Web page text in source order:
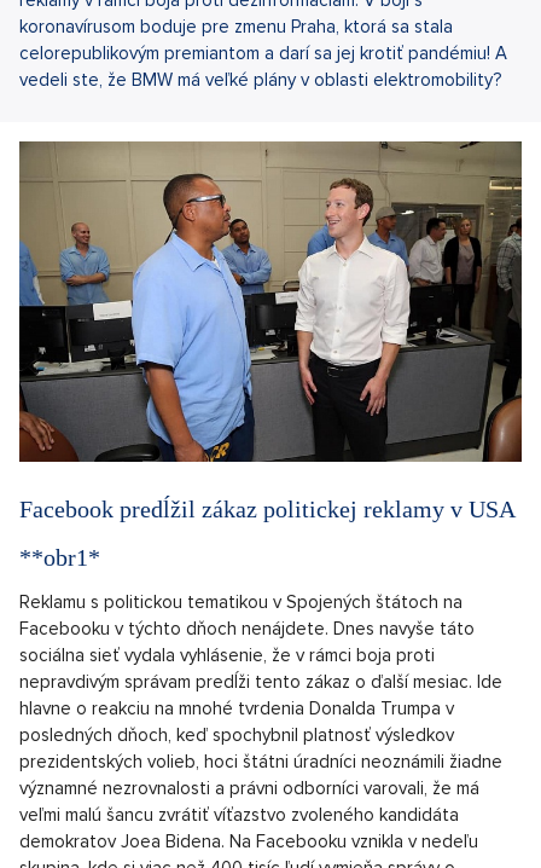
koronavírusom boduje pre zmenu Praha, ktorá sa stala
celorepublikovým premiantom a darí sa jej krotiť pandémiu! A
vedeli ste, že BMW má veľké plány v oblasti elektromobility?
Facebook predĺžil zákaz politickej reklamy v USA
**obr1*
Reklamu s politickou tematikou v Spojených štátoch na
Facebooku v týchto dňoch nenájdete. Dnes navyše táto
sociálna sieť vydala vyhlásenie, že v rámci boja proti
nepravdivým správam predĺži tento zákaz o ďalší mesiac. Ide
hlavne o reakciu na mnohé tvrdenia Donalda Trumpa v
posledných dňoch, keď spochybnil platnosť výsledkov
prezidentských volieb, hoci štátni úradníci neoznámili žiadne
významné nezrovnalosti a právni odborníci varovali, že má
veľmi malú šancu zvrátiť víťazstvo zvoleného kandidáta
demokratov Joea Bidena. Na Facebooku vznikla v nedeľu